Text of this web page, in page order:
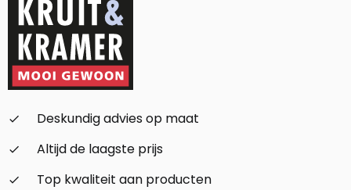
check_small
Deskundig advies op maat
check_small
Altijd de laagste prijs
check_small
Top kwaliteit aan producten